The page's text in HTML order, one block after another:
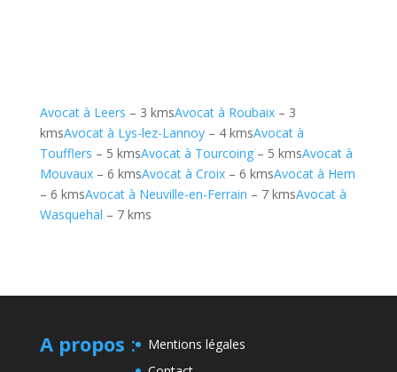
Avocat à Leers – 3 kmsAvocat à Roubaix– 3
kmsAvocat à Lys-lez-Lannoy– 4 kmsAvocat à
Toufflers – 5 kmsAvocat à Tourcoing– 5 kmsAvocat à
Mouvaux– 6 kmsAvocat à Croix– 6 kmsAvocat à Hem
– 6 kmsAvocat à Neuville-en-Ferrain – 7 kmsAvocat à
Wasquehal – 7 kms
A propos :
Mentions légales